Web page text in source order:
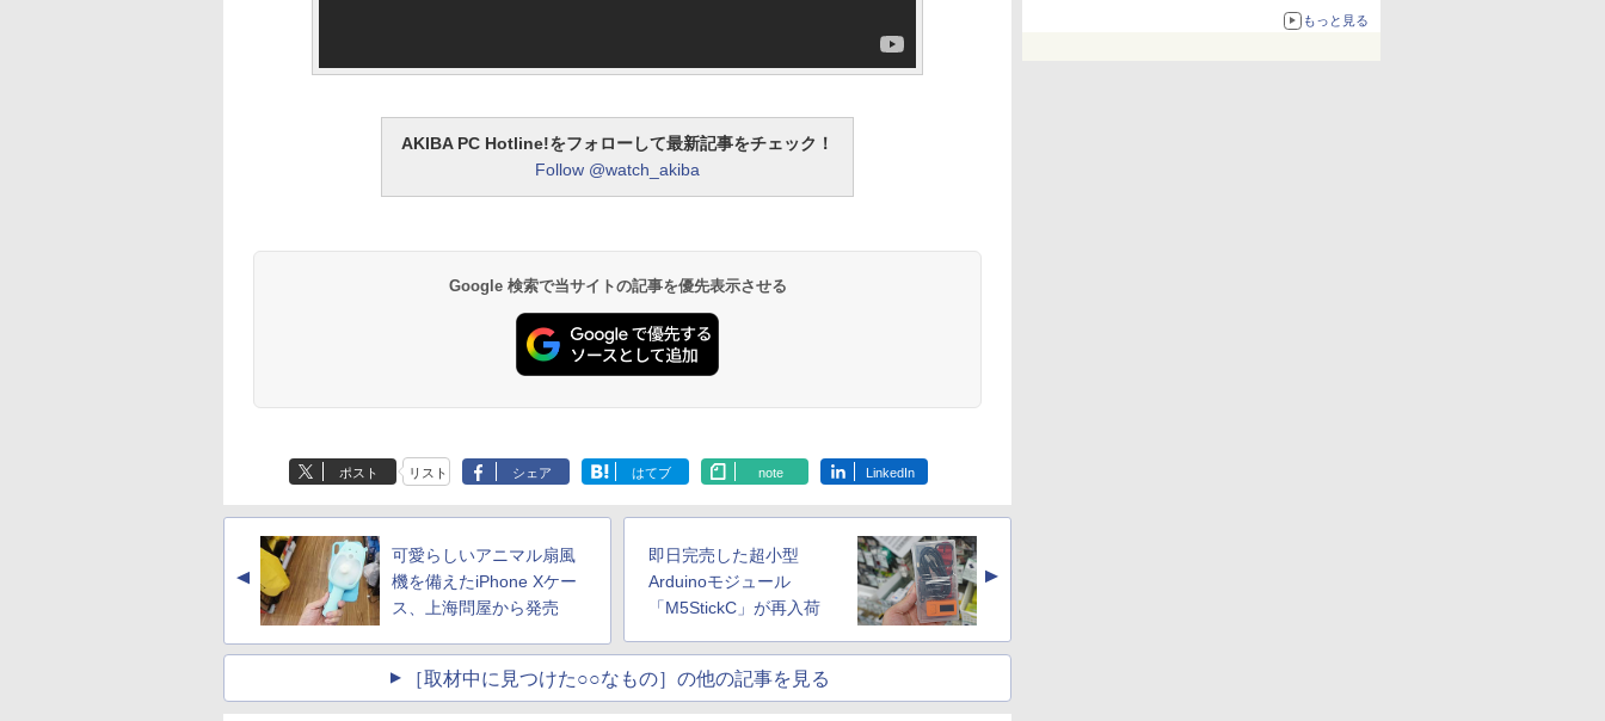
化、Windows 10/11、「Chrome」も走り回
る。復活記念で2026年末まで500円
もっと見る
AKIBA PC Hotline!をフォローして最新記事をチェック！
Follow @watch_akiba
Google 検索で当サイトの記事を優先表示させる
ポスト リスト シェア はてブ note LinkedIn
▲
可愛らしいアニマル扇風
機を備えたiPhone Xケー
ス、上海問屋から発売
即日完売した超小型
Arduinoモジュール
「M5StickC」が再入荷
▲
［取材中に見つけた○○なもの］の他の記事を見る